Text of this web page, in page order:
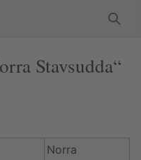
Stavsudda“
Norra